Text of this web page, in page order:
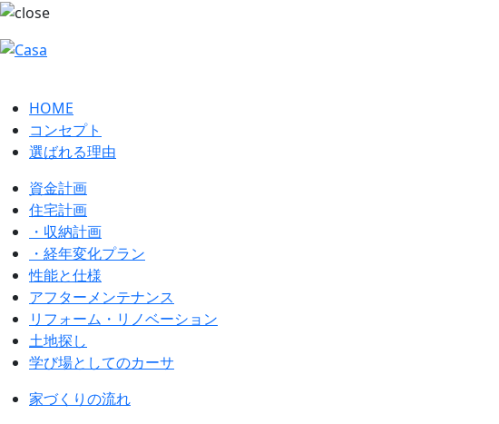
HOME
コンセプト
選ばれる理由
資金計画
住宅計画
・収納計画
・経年変化プラン
性能と仕様
アフターメンテナンス
リフォーム・リノベーション
土地探し
学び場としてのカーサ
家づくりの流れ